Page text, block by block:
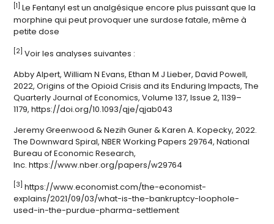
[1] Le Fentanyl est un analgésique encore plus puissant que la
morphine qui peut provoquer une surdose fatale, même à
petite dose
[2] Voir les analyses suivantes :
Abby Alpert, William N Evans, Ethan M J Lieber, David Powell,
2022, Origins of the Opioid Crisis and its Enduring Impacts,The
Quarterly Journal of Economics, Volume 137, Issue 2, 1139–
1179,https://doi.org/10.1093/qje/qjab043
Jeremy Greenwood & Nezih Guner & Karen A. Kopecky, 2022.
The Downward Spiral, NBER Working Papers 29764, National
Bureau of Economic Research,
Inc.https://www.nber.org/papers/w29764
[3] https://www.economist.com/the-economist-
explains/2021/09/03/what-is-the-bankruptcy-loophole-
used-in-the-purdue-pharma-settlement